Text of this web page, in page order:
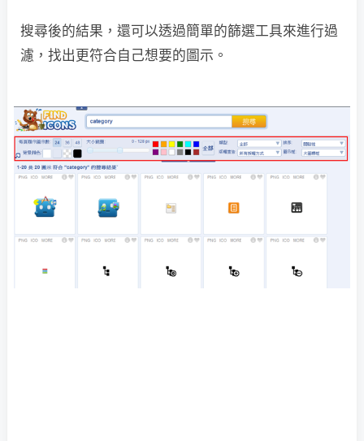
搜尋後的結果，還可以透過簡單的篩選工具來進行過
濾，找出更符合自己想要的圖示。